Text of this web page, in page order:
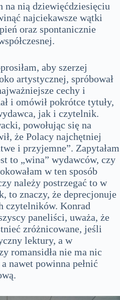
na nią dziewięćdziesięciu
najciekawsze wątki
oraz spontanicznie
aby szerzej
artystycznej, spróbował
cechy i
i omówił pokrótce tytuły,
jak i czytelnik.
powołując się na
że Polacy najchętniej
i przyjemne”. Zapytałam
to „wina” wydawców, czy
w ten sposób
należy postrzegać to w
to znaczy, że deprecjonuje
czytelników. Konrad
paneliści, uważa, że
zróżnicowane, jeśli
lektury, a w
romansidła nie ma nic
nawet powinna pełnić